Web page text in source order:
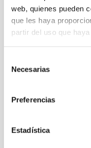
web, quienes pueden
que les haya
partir del uso que
Necesarias
Preferencias
Estadística
OSIRIS
OSIRIS Nasmyth-B